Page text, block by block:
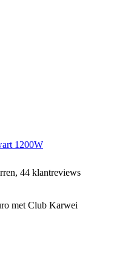
1200W
44 klantreviews
met Club Karwei